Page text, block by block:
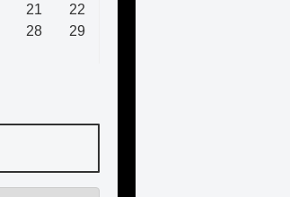
21
22
28
29